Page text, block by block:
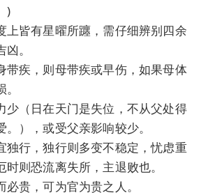
)
上皆有星曜所躔，需仔细辨别四余
。
带疾，则母带疾或早伤，如果母体
少（日在天门是失位，不从父处得
），或受父亲影响较少。
独行，独行则多变不稳定，忧虑重
则恐流离失所，主退败也。
贵，可为官为贵之人。